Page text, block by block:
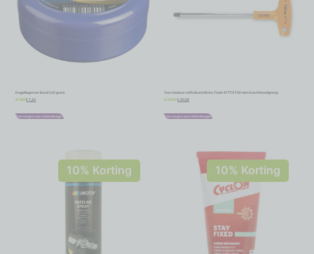
Kogellagervet Eurol 110 gram
€7,95 € 7,16
Toevoegen aan winkelwagen
Torx haakse stiftsleutel Beta Tools 97TTX T30 met krachthandgreep
€ 22,87 € 20,58
Toevoegen aan winkelwagen
10% Korting 10% Korting